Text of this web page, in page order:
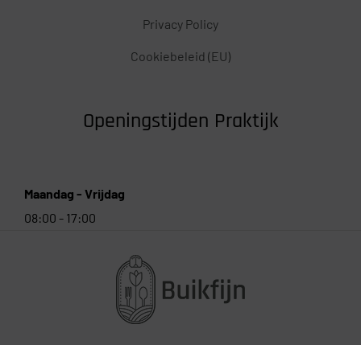
Privacy Policy
Cookiebeleid (EU)
Openingstijden Praktijk
Maandag - Vrijdag
08:00 - 17:00